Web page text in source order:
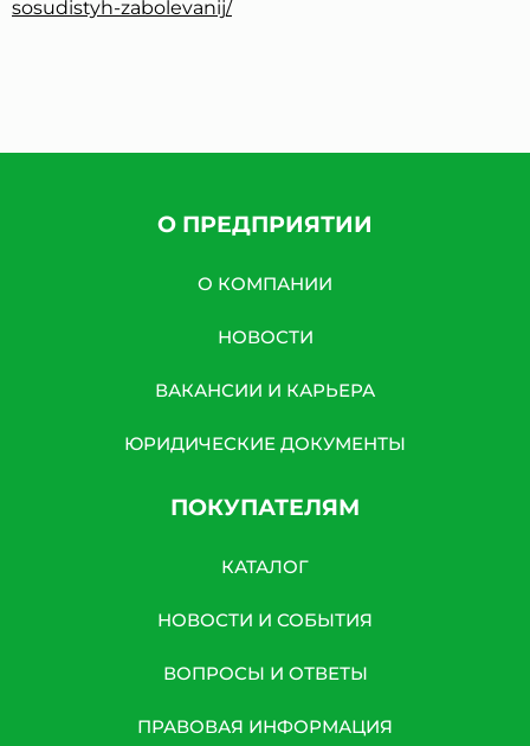
sosudistyh-zabolevanij/
О ПРЕДПРИЯТИИ
О КОМПАНИИ
НОВОСТИ
ВАКАНСИИ И КАРЬЕРА
ЮРИДИЧЕСКИЕ ДОКУМЕНТЫ
ПОКУПАТЕЛЯМ
КАТАЛОГ
НОВОСТИ И СОБЫТИЯ
ВОПРОСЫ И ОТВЕТЫ
ПРАВОВАЯ ИНФОРМАЦИЯ